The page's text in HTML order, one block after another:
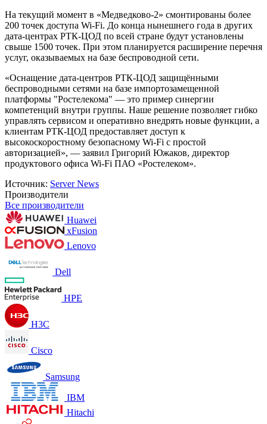
На текущий момент в «Медведково-2» смонтированы более
200 точек доступа Wi-Fi. До конца нынешнего года в других
дата-центрах РТК-ЦОД по всей стране будут установлены
свыше 1500 точек. При этом планируется расширение перечня
услуг, оказываемых на базе беспроводной сети.
«Оснащение дата-центров РТК-ЦОД защищёнными
беспроводными сетями на базе импортозамещенной
платформы "Ростелекома" — это пример синергии
компетенций внутри группы. Наше решение позволяет гибко
управлять сервисом и оперативно внедрять новые функции, а
клиентам РТК-ЦОД предоставляет доступ к
высокоскоростному безопасному Wi-Fi с простой
авторизацией», — заявил Григорий Южаков, директор
продуктового офиса Wi-Fi ПАО «Ростелеком».
Источник: Server News
Производители
Все производители
Huawei
xFusion
Lenovo
Dell
HPE
H3C
Cisco
Samsung
IBM
Hitachi